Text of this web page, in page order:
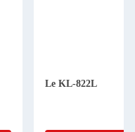
Le KL-822L